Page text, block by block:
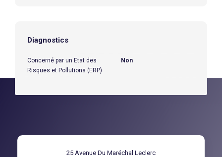
Diagnostics
Concerné par un Etat des
Risques et Pollutions (ERP)
Non
25 Avenue Du Maréchal Leclerc